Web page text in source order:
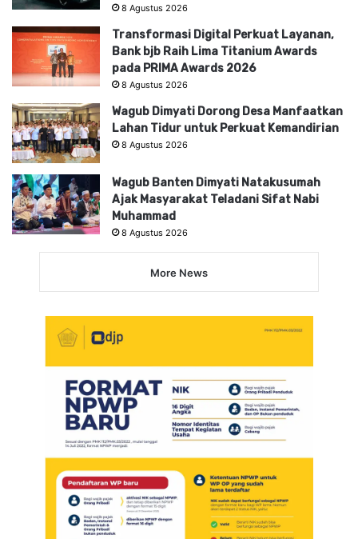
8 Agustus 2026
Transformasi Digital Perkuat Layanan,
Bank bjb Raih Lima Titanium Awards
pada PRIMA Awards 2026
8 Agustus 2026
Wagub Dimyati Dorong Desa Manfaatkan
Lahan Tidur untuk Perkuat Kemandirian
8 Agustus 2026
Wagub Banten Dimyati Natakusumah
Ajak Masyarakat Teladani Sifat Nabi
Muhammad
8 Agustus 2026
More News